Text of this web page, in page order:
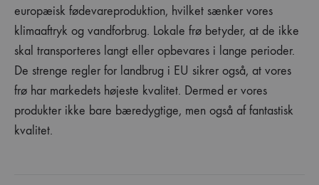
europæisk fødevareproduktion, hvilket sænker vores
klimaaftryk og vandforbrug. Lokale frø betyder, at de ikke
skal transporteres langt eller opbevares i lange perioder.
De strenge regler for landbrug i EU sikrer også, at vores
frø har markedets højeste kvalitet. Dermed er vores
produkter ikke bare bæredygtige, men også af fantastisk
kvalitet.